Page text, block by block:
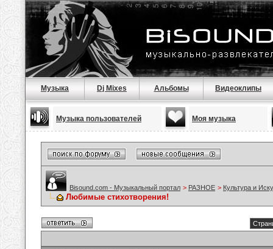
Музыка Dj Mixes Альбомы Видеоклипы
Музыка пользователей Моя музыка
Bisound.com - Музыкальный портал > РАЗНОЕ > Культура и
Любимые стихотворения!